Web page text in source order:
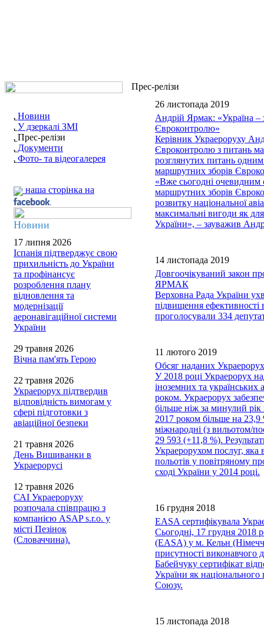
Новини
У дзеркалі ЗМІ
Прес-релізи
Документи
Фото- та відеогалерея
наша сторінка на
Новини
17 липня 2026
Іспанія підтверджує свою
прихильність до України
та профінансує
розроблення плану
відновлення та
модернізації
аеронавігаційної системи
України
29 травня 2026
Вічна пам'ять Герою
22 травня 2026
Украерорух підтвердив
відповідність вимогам у
сфері підготовки з
авіаційної безпеки
21 травня 2026
День Вишиванки в
Украерорусі
12 травня 2026
САІ Украероруху
розпочала співпрацю з
компанією ASAP s.r.o. у
місті Пезінок
(Словаччина).
Прес-релізи
26 листопада 2019
Андрій Ярмак: «Україна –
Євроконтролю»
Керівник Украероруху
Євроконтролю з питань
розглянутих питань одним
маршрутних зборів
«Вже сьогодні очевидним
маршрутних зборів
розвитку національної
максимальні вигоди як
України», – зауважив
14 листопада 2019
Довгоочікуваний закон
ЯРМАК
Верховна Рада України
підвищення ефективності
проголосували 334
11 лютого 2019
Обсяг наданих
У 2018 році Украерорух
іноземних та
роком. Украерорух
більше ніж за минулий рік
2017 роком більше на 23,9
міжнародні (з вильотом/
29 593 (+11,8 %).
Украерорухом послуг, яка
польотів у повітряному
сході України у 2014 році.
16 грудня 2018
EASA сертифікувала
Сьогодні, 17 грудня 2018
(EASA) у м. Кельн
присутності виконавчого
Бабейчуку сертифікат
України як
Союзу.
15 листопада 2018